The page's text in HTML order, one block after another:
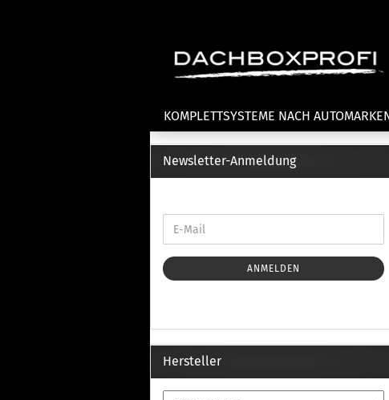
KOMPLETTSYSTEME NACH
Heckklappenfahrradträger
Anhängekupplungsträger
E-Bike Fahrradträger
Thule
Thule
Fußsatz
Newsletter-Anmeldung
ANMELDEN
Hersteller